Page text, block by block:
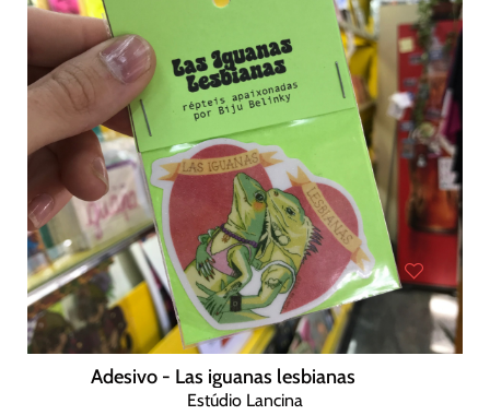
Adesivo - Las iguanas lesbianas
Estúdio Lancina